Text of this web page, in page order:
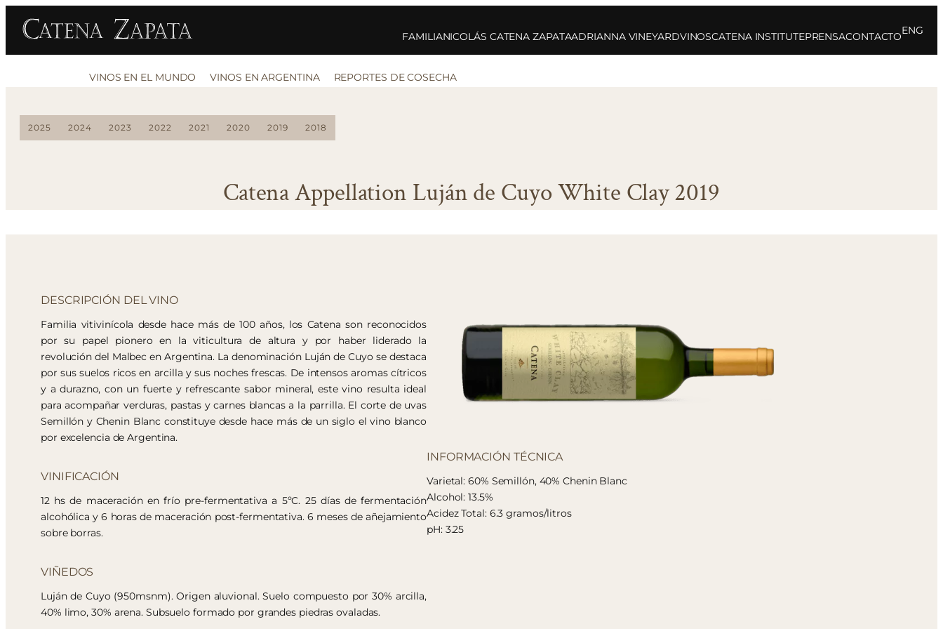
FAMILIANICOLÁS CATENA ZAPATAADRIANNA VINEYARDVINOSCATENA INSTITUTEPRENSACONTACTO
ENG
VINOS EN EL MUNDO VINOS EN ARGENTINA REPORTES DE COSECHA
2025 2024 2023 2022 2021 2020 2019 2018
Catena Appellation Luján de Cuyo White Clay 2019
DESCRIPCIÓN DEL VINO
Familia vitivinícola desde hace más de 100 años, los Catena son reconocidos
por su papel pionero en la viticultura de altura y por haber liderado la
revolución del Malbec en Argentina. La denominación Luján de Cuyo se destaca
por sus suelos ricos en arcilla y sus noches frescas. De intensos aromas cítricos
y a durazno, con un fuerte y refrescante sabor mineral, este vino resulta ideal
para acompañar verduras, pastas y carnes blancas a la parrilla. El corte de uvas
Semillón y Chenin Blanc constituye desde hace más de un siglo el vino blanco
por excelencia de Argentina.
VINIFICACIÓN
12 hs de maceración en frío pre-fermentativa a 5ºC. 25 días de fermentación
alcohólica y 6 horas de maceración post-fermentativa. 6 meses de añejamiento
sobre borras.
VIÑEDOS
Luján de Cuyo (950msnm). Origen aluvional. Suelo compuesto por 30% arcilla,
40% limo, 30% arena. Subsuelo formado por grandes piedras ovaladas.
INFORMACIÓN TÉCNICA
Varietal: 60% Semillón, 40% Chenin Blanc
Alcohol: 13.5%
Acidez Total: 6.3 gramos/litros
pH: 3.25